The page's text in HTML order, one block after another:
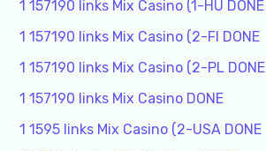
1 157190 links Mix Casino (1-HU DONE
1 157190 links Mix Casino (2-FI DONE
1 157190 links Mix Casino (2-PL DONE
1 157190 links Mix Casino DONE
1 1595 links Mix Casino (2-USA DONE